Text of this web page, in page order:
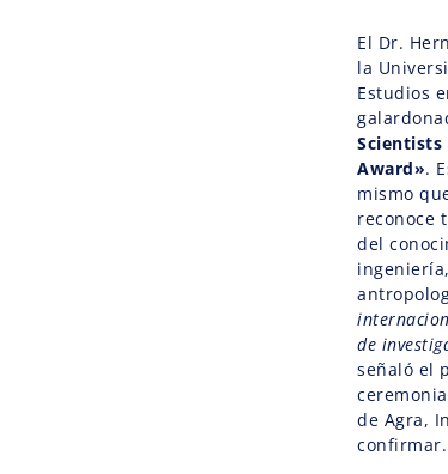
El Dr.
la
Estudios
Scientists
Award».
mismo
reconoce
del
de
señaló el
de Agra,
confirmar.